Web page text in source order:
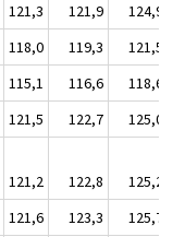
121,3 121,9
124,9
118,0 119,3
121,5
115,1 116,6
118,6
121,5 122,7
125,0
121,2 122,8
125,2
121,6 123,3
125,7